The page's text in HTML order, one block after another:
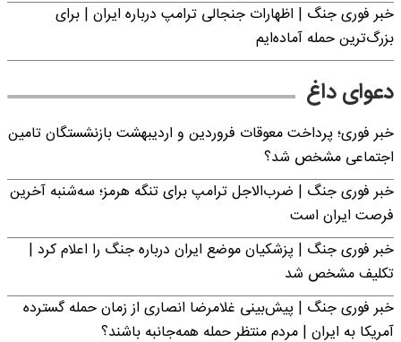
خبر فوری جنگ | اظهارات جنجالی ترامپ درباره ایران | برای
بزرگ‌ترین حمله آماده‌ایم
دعوای داغ
خبر فوری؛ پرداخت معوقات فروردین و اردیبهشت بازنشستگان تامین
اجتماعی مشخص شد؟
خبر فوری جنگ | ضرب‌الاجل ترامپ برای تنگه هرمز؛ سه‌شنبه آخرین
فرصت ایران است
خبر فوری جنگ | پزشکیان موضع ایران درباره جنگ را اعلام کرد |
تکلیف مشخص شد
خبر فوری جنگ | پیش‌بینی غلامرضا انصاری از زمان حمله گسترده
آمریکا به ایران | مردم منتظر حمله همه‌جانبه باشند؟